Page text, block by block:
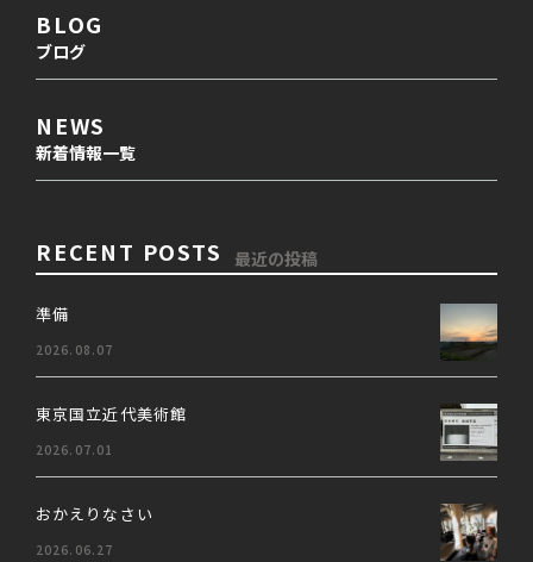
BLOG
ブログ
NEWS
新着情報一覧
RECENT POSTS 最近の投稿
準備
2026.08.07
東京国立近代美術館
2026.07.01
おかえりなさい
2026.06.27